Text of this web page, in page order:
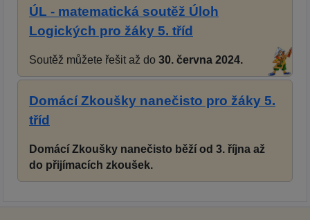
ÚL - matematická soutěž Úloh
Logických pro žáky 5. tříd
Soutěž můžete řešit až do 30. června 2024.
Domácí Zkoušky nanečisto pro žáky 5.
tříd
Domácí Zkoušky nanečisto běží od 3. října až
do přijímacích zkoušek.